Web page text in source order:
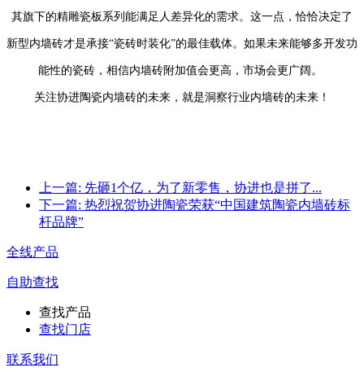
其旗下的精雕瓷板系列能满足人差异化的需求。这一点，恰恰决定了
新型内墙砖才是承接“瓷砖时装化”的最佳载体。如果未来能够多开发功
能性的瓷砖，相信内墙砖附加值会更高，市场会更广阔。
关注协进陶瓷内墙砖的未来，就是洞察行业内墙砖的未来！
上一篇: 先砸1个亿，为了新零售，协进也是拼了...
下一篇: 热烈祝贺协进陶瓷荣获“中国建筑陶瓷内墙砖标
杆品牌”
全线产品
自助查找
查找产品
查找门店
联系我们